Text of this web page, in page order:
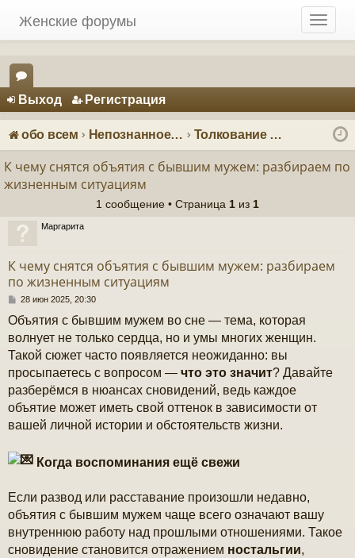
T
o
l
n
v
i
n
Женские форумы
Регистрация
ор
ум
Выход Регистрация
обо всем Непознанное: загадки и тайны Толкование снов
К чему снятся объятия с бывшим мужем: разбираем по
жизненным ситуациям
1 сообщение • Страница 1 из 1
Маргарита
К чему снятся объятия с бывшим мужем: разбираем
по жизненным ситуациям
С
о
б
е
н
и
е
28 июн 2025, 20:30
Объятия с бывшим мужем во сне — тема, которая
волнует не только сердца, но и умы многих женщин.
Такой сюжет часто появляется неожиданно: вы
просыпаетесь с вопросом — что это значит? Давайте
разберёмся в нюансах сновидений, ведь каждое
объятие может иметь свой оттенок в зависимости от
вашей личной истории и обстоятельств жизни.
Когда воспоминания ещё свежи
Если развод или расставание произошли недавно,
объятия с бывшим мужем чаще всего означают вашу
внутреннюю работу над прошлыми отношениями. Такое
сновидение становится отражением ностальгии,